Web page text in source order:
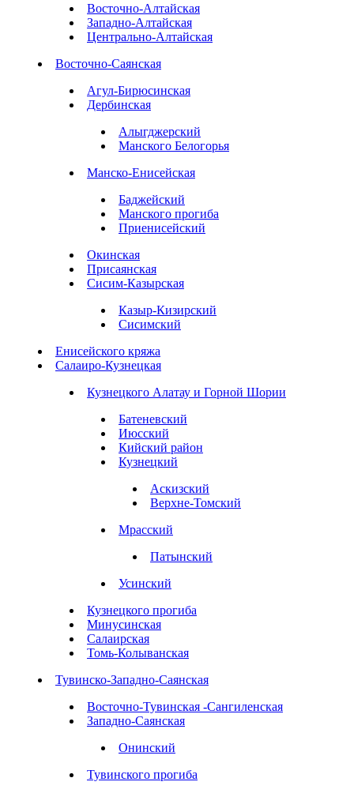
Восточно-Алтайская
Западно-Алтайская
Центрально-Алтайская
Восточно-Саянская
Агул-Бирюсинская
Дербинская
Алыгджерский
Манского Белогорья
Манско-Енисейская
Баджейский
Манского прогиба
Приенисейский
Окинская
Присаянская
Сисим-Казырская
Казыр-Кизирский
Сисимский
Енисейского кряжа
Салаиро-Кузнецкая
Кузнецкого Алатау и Горной Шории
Батеневский
Июсский
Кийский район
Кузнецкий
Аскизский
Верхне-Томский
Мрасский
Патынский
Усинский
Кузнецкого прогиба
Минусинская
Салаирская
Томь-Колыванская
Тувинско-Западно-Саянская
Восточно-Тувинская -Сангиленская
Западно-Саянская
Онинский
Тувинского прогиба